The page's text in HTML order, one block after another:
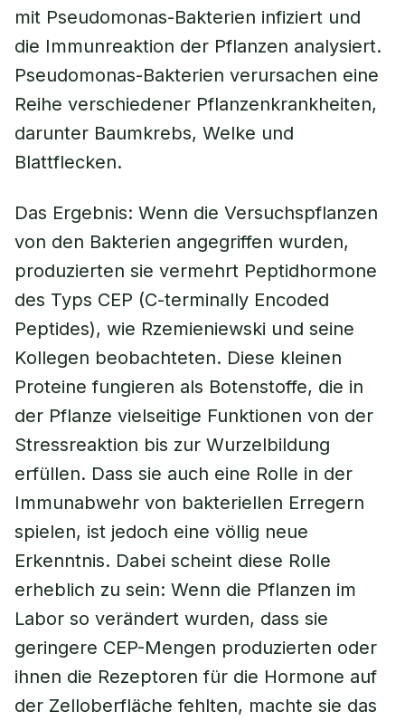
mit Pseudomonas-Bakterien infiziert und
die Immunreaktion der Pflanzen analysiert.
Pseudomonas-Bakterien verursachen eine
Reihe verschiedener Pflanzenkrankheiten,
darunter Baumkrebs, Welke und
Blattflecken.
Das Ergebnis: Wenn die Versuchspflanzen
von den Bakterien angegriffen wurden,
produzierten sie vermehrt Peptidhormone
des Typs CEP (C-terminally Encoded
Peptides), wie Rzemieniewski und seine
Kollegen beobachteten. Diese kleinen
Proteine fungieren als Botenstoffe, die in
der Pflanze vielseitige Funktionen von der
Stressreaktion bis zur Wurzelbildung
erfüllen. Dass sie auch eine Rolle in der
Immunabwehr von bakteriellen Erregern
spielen, ist jedoch eine völlig neue
Erkenntnis. Dabei scheint diese Rolle
erheblich zu sein: Wenn die Pflanzen im
Labor so verändert wurden, dass sie
geringere CEP-Mengen produzierten oder
ihnen die Rezeptoren für die Hormone auf
der Zelloberfläche fehlten, machte sie das